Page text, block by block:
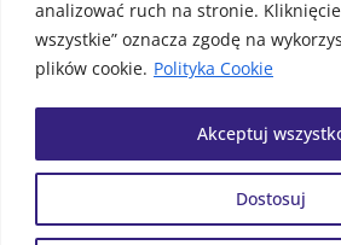
analizować ruch na stronie.
wszystkie” oznacza zgodę na
plików cookie. Polityka Cookie
Dostosuj
Akceptuj
© Biblioteka Publiczna Gminy
Wolin. Wszystkie prawa
Projek